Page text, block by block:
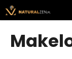
Przejść
do
treści
K
o
powrotem
powrotem